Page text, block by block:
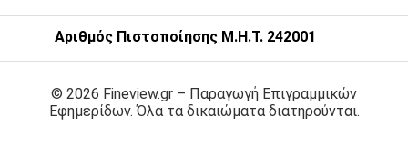
Αριθμός Πιστοποίησης Μ.Η.Τ. 242001
© 2026 Fineview.gr – Παραγωγή Επιγραμμικών
Εφημερίδων. Όλα τα δικαιώματα διατηρούνται.